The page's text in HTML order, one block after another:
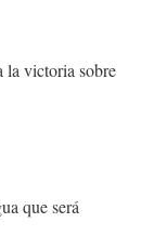
la victoria sobre
que será